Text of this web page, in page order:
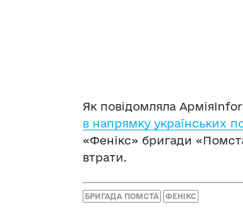
Як повідомляла
в напрямку українських
«Фенікс» бригади
втрати.
БРИГАДА ПОМСТА ФЕНІКС